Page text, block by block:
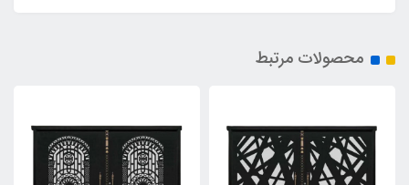
محصولات مرتبط